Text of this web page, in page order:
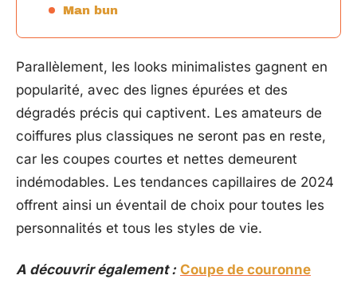
Man bun
Parallèlement, les looks minimalistes gagnent en
popularité, avec des lignes épurées et des
dégradés précis qui captivent. Les amateurs de
coiffures plus classiques ne seront pas en reste,
car les coupes courtes et nettes demeurent
indémodables. Les tendances capillaires de 2024
offrent ainsi un éventail de choix pour toutes les
personnalités et tous les styles de vie.
A découvrir également : Coupe de couronne